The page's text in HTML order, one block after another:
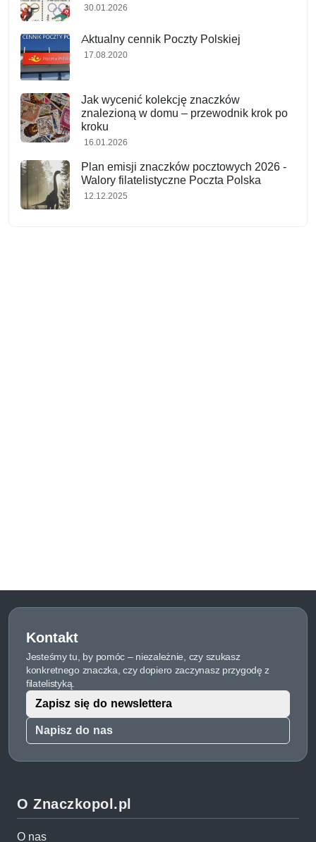
30.01.2026
Aktualny cennik Poczty Polskiej
17.08.2020
Jak wycenić kolekcję znaczków
znalezioną w domu – przewodnik krok po
kroku
16.01.2026
Plan emisji znaczków pocztowych 2026 -
Walory filatelistyczne Poczta Polska
12.12.2025
Kontakt
Jesteśmy tu, by pomóc – niezależnie, czy szukasz
konkretnego znaczka, czy dopiero zaczynasz przygodę z
filatelistyką.
Napisz do nas
Zapisz się do newslettera
O Znaczkopol.pl
O nas